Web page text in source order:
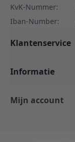
KvK-Nummer:
Iban-Number:
Klantenservice
Informatie
Mijn account